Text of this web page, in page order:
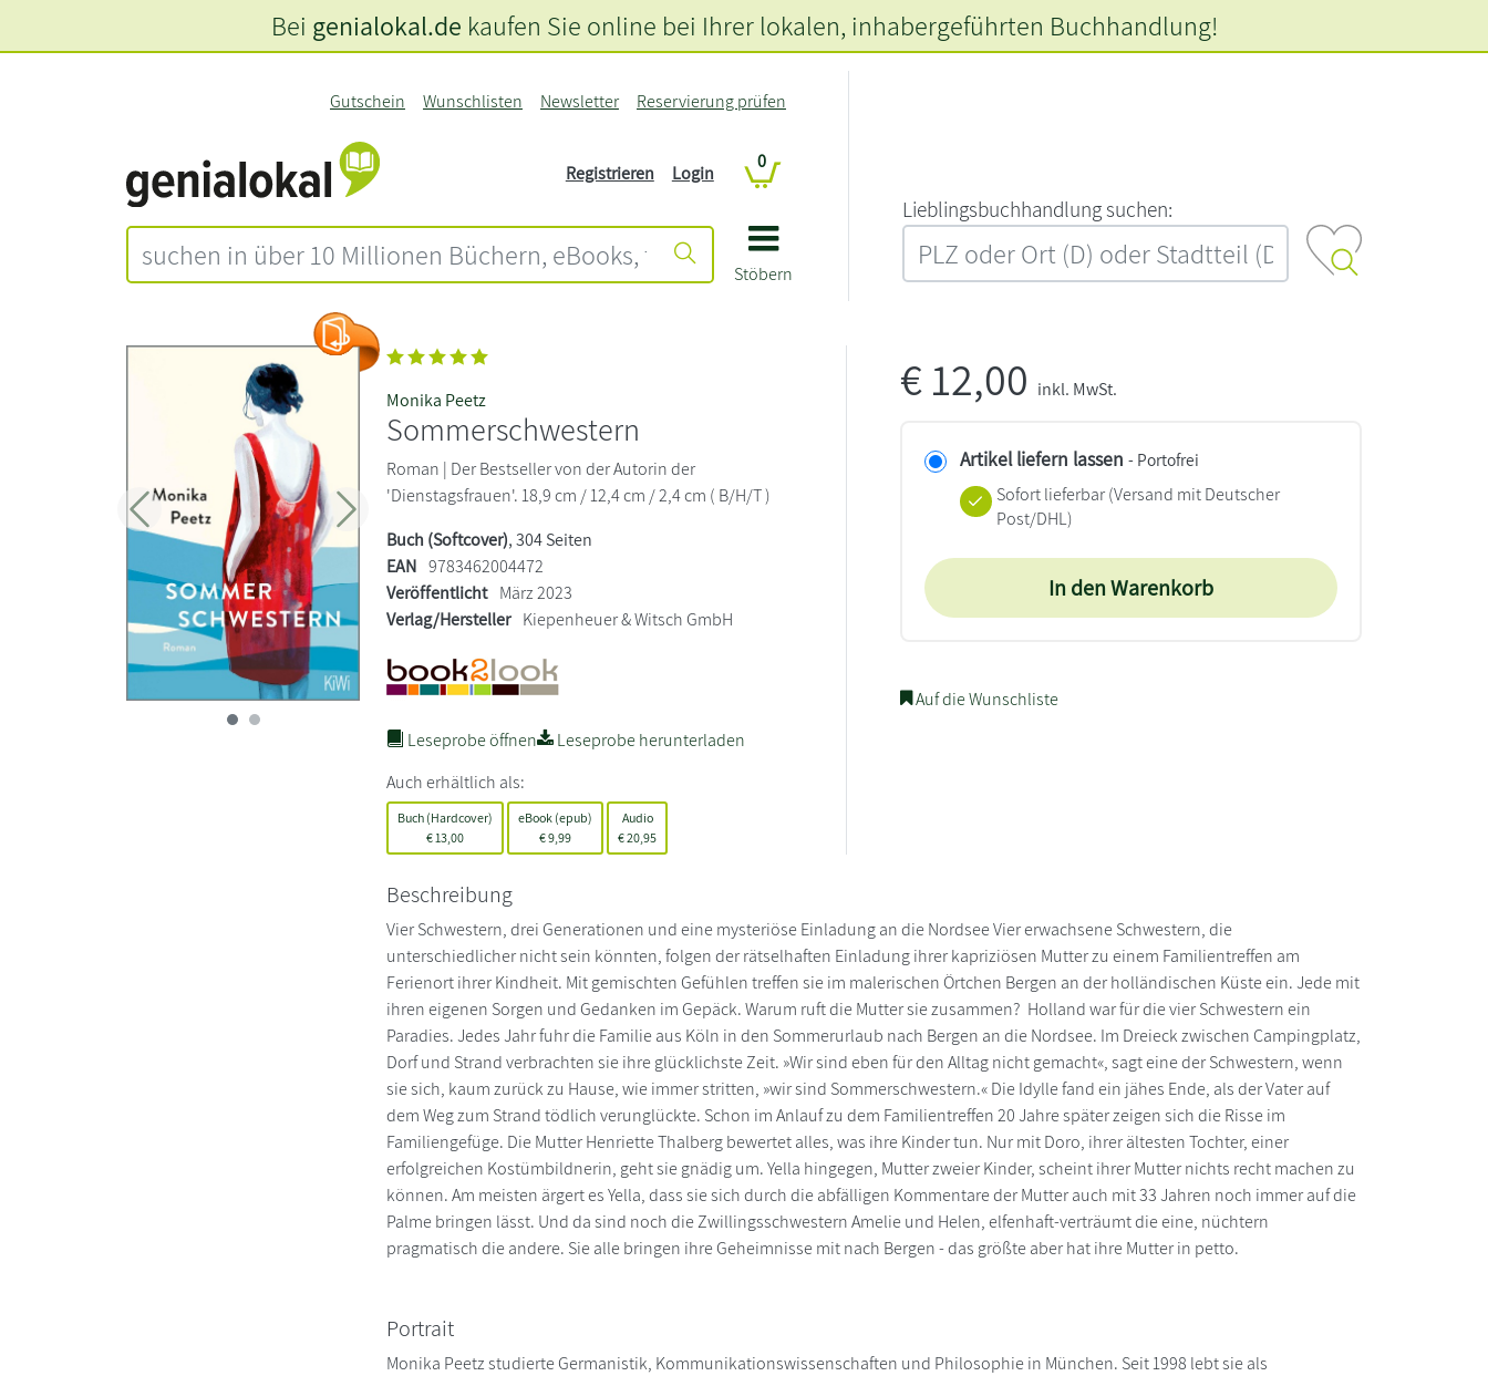
Stöbern
Gutschein Wunschlisten Newsletter Reservierung prüfen
Registrieren Login
0
L‍i‍e‍b‍l‍i‍n‍g‍s‍b‍u‍c‍h‍h‍a‍n‍d‍l‍u‍n‍g‍ ‍s‍u‍c‍h‍e‍n‍:‍
Bei genialokal.de kaufen Sie online bei Ihrer lokalen, inhabergeführten Buchhandlung!
Zurück Weiter
Monika Peetz
Sommerschwestern
Roman | Der Bestseller von der Autorin der
'Dienstagsfrauen'. 18,9 cm / 12,4 cm / 2,4 cm ( B/H/T )
Buch (Softcover), 304 Seiten
EAN 9783462004472
Veröffentlicht März 2023
Verlag/Hersteller Kiepenheuer & Witsch GmbH
Leseprobe öffnen
Leseprobe herunterladen
Auch erhältlich als:
Buch (Hardcover)
€ 13,00
eBook (epub)
€9,99
Audio
€20,95
€12,00 inkl. MwSt.
Artikel liefern lassen - Portofrei
Sofort lieferbar(Versand mit Deutscher
Post/DHL)
In den Warenkorb
Auf die Wunschliste
Beschreibung
Vier Schwestern, drei Generationen und eine mysteriöse Einladung an die Nordsee Vier erwachsene Schwestern, die
unterschiedlicher nicht sein könnten, folgen der rätselhaften Einladung ihrer kapriziösen Mutter zu einem Familientreffen am
Ferienort ihrer Kindheit. Mit gemischten Gefühlen treffen sie im malerischen Örtchen Bergen an der holländischen Küste ein. Jede mit
ihren eigenen Sorgen und Gedanken im Gepäck. Warum ruft die Mutter sie zusammen? Holland war für die vier Schwestern ein
Paradies. Jedes Jahr fuhr die Familie aus Köln in den Sommerurlaub nach Bergen an die Nordsee. Im Dreieck zwischen Campingplatz,
Dorf und Strand verbrachten sie ihre glücklichste Zeit. »Wir sind eben für den Alltag nicht gemacht«, sagt eine der Schwestern, wenn
sie sich, kaum zurück zu Hause, wie immer stritten, »wir sind Sommerschwestern.« Die Idylle fand ein jähes Ende, als der Vater auf
dem Weg zum Strand tödlich verunglückte. Schon im Anlauf zu dem Familientreffen 20 Jahre später zeigen sich die Risse im
Familiengefüge. Die Mutter Henriette Thalberg bewertet alles, was ihre Kinder tun. Nur mit Doro, ihrer ältesten Tochter, einer
erfolgreichen Kostümbildnerin, geht sie gnädig um. Yella hingegen, Mutter zweier Kinder, scheint ihrer Mutter nichts recht machen zu
können. Am meisten ärgert es Yella, dass sie sich durch die abfälligen Kommentare der Mutter auch mit 33 Jahren noch immer auf die
Palme bringen lässt. Und da sind noch die Zwillingsschwestern Amelie und Helen, elfenhaft-verträumt die eine, nüchtern
pragmatisch die andere. Sie alle bringen ihre Geheimnisse mit nach Bergen - das größte aber hat ihre Mutter in petto.
Portrait
Monika Peetz studierte Germanistik, Kommunikationswissenschaften und Philosophie in München. Seit 1998 lebt sie als